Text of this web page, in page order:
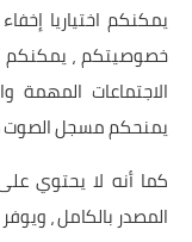
يمكنكم اختياريا
خصوصيتكم ، يمكنكم
الاجتماعات المهمة
يمنحكم مسجل الصوت
كما أنه لا يحتوي
المصدر بالكامل ،